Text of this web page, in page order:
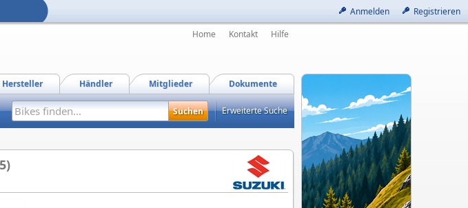
Anmelden Registrieren
Home Kontakt Hilfe
Dokumente
Mitglieder
Händler
Hersteller
Erweiterte Suche